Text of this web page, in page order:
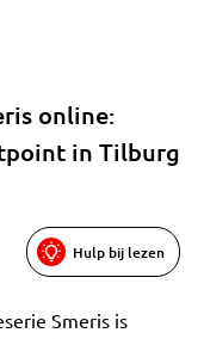
online:
in Tilburg
Hulp bij lezen
Smeris is